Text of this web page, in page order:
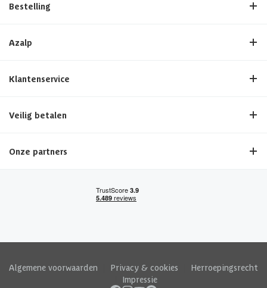
Bestelling
Azalp
Klantenservice
Veilig betalen
Onze partners
Algemene voorwaarden Privacy & cookies
Herroepingsrecht
Impressie